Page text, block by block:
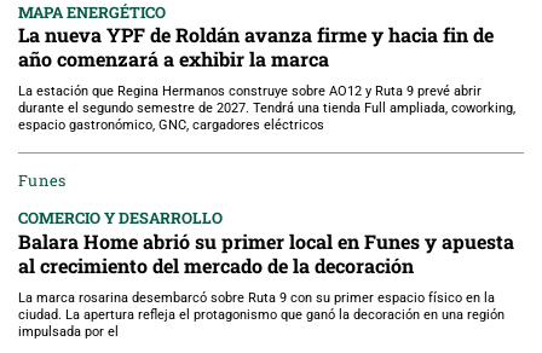
MAPA ENERGÉTICO
La nueva YPF de Roldán avanza firme y hacia fin de
año comenzará a exhibir la marca
La estación que Regina Hermanos construye sobre AO12 y Ruta 9 prevé abrir
durante el segundo semestre de 2027. Tendrá una tienda Full ampliada, coworking,
espacio gastronómico, GNC, cargadores eléctricos
Funes
COMERCIO Y DESARROLLO
Balara Home abrió su primer local en Funes y apuesta
al crecimiento del mercado de la decoración
La marca rosarina desembarcó sobre Ruta 9 con su primer espacio físico en la
ciudad. La apertura refleja el protagonismo que ganó la decoración en una región
impulsada por el